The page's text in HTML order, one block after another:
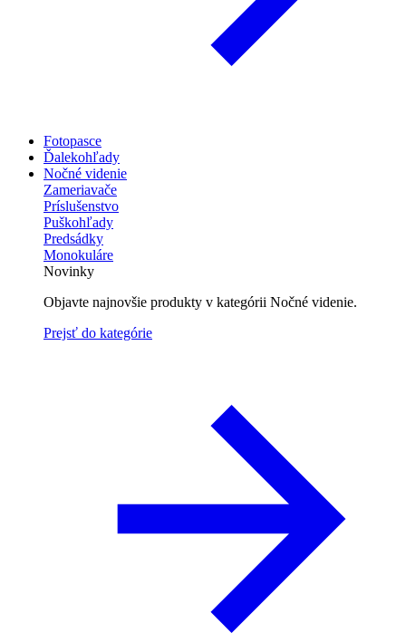
Fotopasce
Ďalekohľady
Nočné videnie
Zameriavače
Príslušenstvo
Puškohľady
Predsádky
Monokuláre
Novinky
Objavte najnovšie produkty v kategórii Nočné videnie.
Prejsť do kategórie